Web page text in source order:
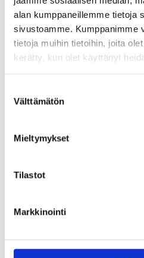
alan kumppaneillemme tietoja
sivustoamme. Kumppanimme
tietoja muihin tietoihin, joita
kerätty, kun olet käyttänyt
valinta
Välttämätön
Mieltymykset
Tilastot
Markkinointi
asiamiespiirin
Työttömyyskassa
kokous
aikana
Muutosturvarahan
toimistoon ajoissa
Ajankohtaista
lähetetty